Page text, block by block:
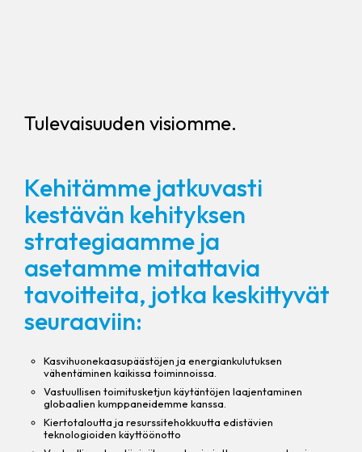
Tulevaisuuden visiomme.
Kehitämme jatkuvasti
kestävän kehityksen
strategiaamme ja
asetamme mitattavia
tavoitteita, jotka keskittyvät
seuraaviin:
Kasvihuonekaasupäästöjen ja energiankulutuksen
vähentäminen kaikissa toiminnoissa.
Vastuullisen toimitusketjun käytäntöjen laajentaminen
globaalien kumppaneidemme kanssa.
Kiertotaloutta ja resurssitehokkuutta edistävien
teknologioiden käyttöönotto